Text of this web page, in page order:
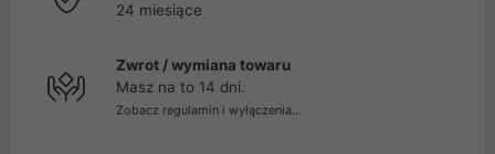
24 miesiące
Zwrot / wymiana towaru
Masz na to 14 dni.
Zobacz regulamin i wyłączenia...